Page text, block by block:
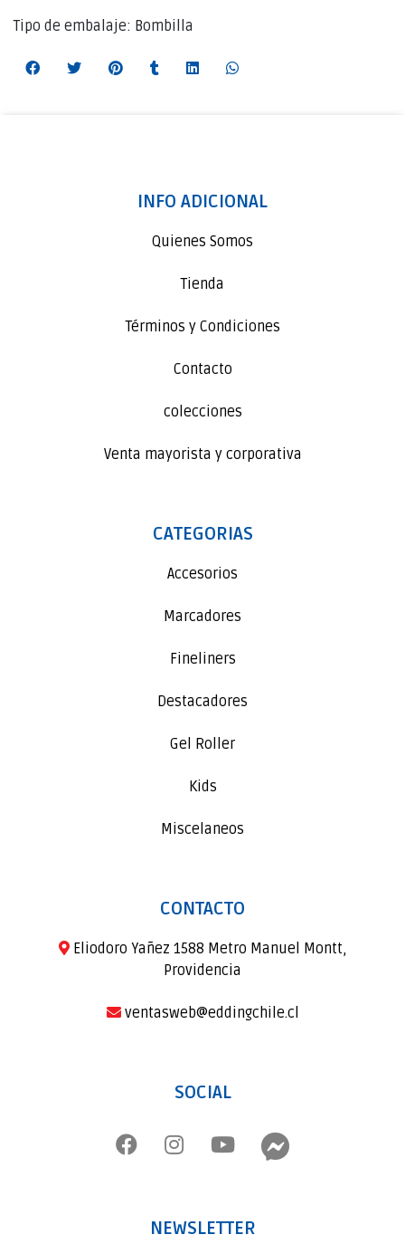
Tipo de embalaje: Bombilla
INFO ADICIONAL
Quienes Somos
Tienda
Términos y Condiciones
Contacto
colecciones
Venta mayorista y corporativa
CATEGORIAS
Accesorios
Marcadores
Fineliners
Destacadores
Gel Roller
Kids
Miscelaneos
CONTACTO
Eliodoro Yañez 1588 Metro Manuel Montt,
Providencia
ventasweb@eddingchile.cl
SOCIAL
NEWSLETTER